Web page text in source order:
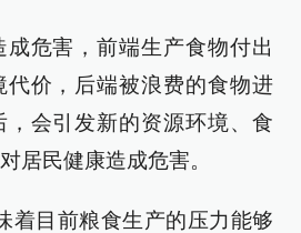
危害，前端生产食物付出
代价，后端被浪费的食物进
，会引发新的资源环境、食
居民健康造成危害。
着目前粮食生产的压力能够